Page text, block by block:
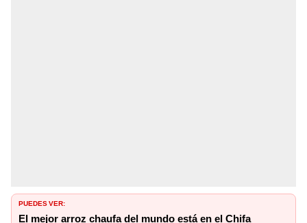
PUEDES VER:
El mejor arroz chaufa del mundo está en el Chifa